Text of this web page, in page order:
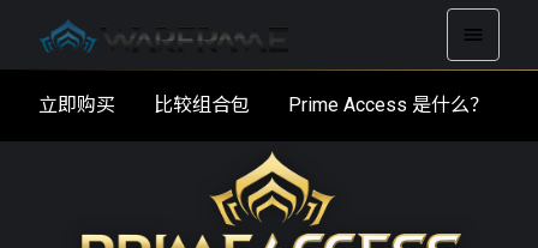
立即购买 比较组合包 Prime Access 是什么？